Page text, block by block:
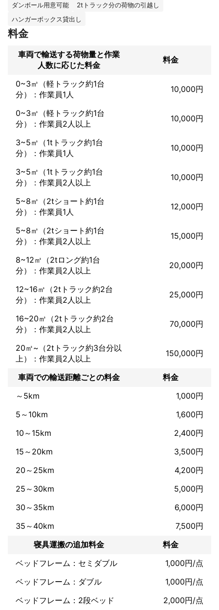
において「当社に引越しを依頼して本当に良かった」と心から思
って頂けるように、スタッフ一同で日々精進しております！
年中無休でどんな要望にも柔軟に対応致しますので、お気軽にご
相談ください！
最短での引越しは当日でも対応しております！
保険にも加入しているので、万が一の時もご安心ください！
お客様との信頼を何よりと大事にしており、最高のサービスを提
供する事を心がけています！！
これまでの実績
大手引越し会社5年
実績5000件以上
アピールポイント
当社には、引越し歴5年以上のベテランスタッフが在籍しており、
安心してお任せいただけます。
◆少量の引越しを安く、手軽に済ませたい方
◆訪問見積りの時間が取れない方
◆大手業者の料金が高すぎる、または個人業者の資材や対応に不
豊富な実績と経験を誇る弊社にお任せください！
【お見積りをスムーズに進めるために】
現住所や転居先の建物状況、階数、エレベーターの有無などを事
前にお伝えいただけると、より正確な見積りが可能です。
【例】
お客様のニーズに合わせた最適なプランをご提案いたしますの
1. 引越し基本サービス
○一人暮らしや学生の引越しに最適なプラン。
○低価格でスピーディーな作業。オプションでダンボール梱包サ
ダンボール用意可能
2tトラック分の荷物の引越し
ハンガーボックス貸出し
料金
車両で輸送する荷物量と作業
人数に応じた料金
料金
0~3㎥（軽トラック約1台
分）：作業員1人
10,000円
0~3㎥（軽トラック約1台
分）：作業員2人以上
10,000円
3~5㎥（1tトラック約1台
分）：作業員1人
10,000円
3~5㎥（1tトラック約1台
分）：作業員2人以上
10,000円
5~8㎥（2tショート約1台
分）：作業員1人
12,000円
5~8㎥（2tショート約1台
分）：作業員2人以上
15,000円
8~12㎥（2tロング約1台
分）：作業員2人以上
20,000円
12~16㎥（2tトラック約2台
分）：作業員2人以上
25,000円
16~20㎥（2tトラック約2台
分）：作業員2人以上
70,000円
20㎥~（2tトラック約3台分以
上）：作業員2人以上
150,000円
車両での輸送距離ごとの料金
料金
～5km
1,000円
5～10km
1,600円
10～15km
2,400円
15～20km
3,500円
20～25km
4,200円
25～30km
5,000円
30～35km
6,000円
35～40km
7,500円
寝具運搬の追加料金
料金
ベッドフレーム：セミダブル
1,000円/点
ベッドフレーム：ダブル
1,000円/点
ベッドフレーム：2段ベッド
2,000円/点